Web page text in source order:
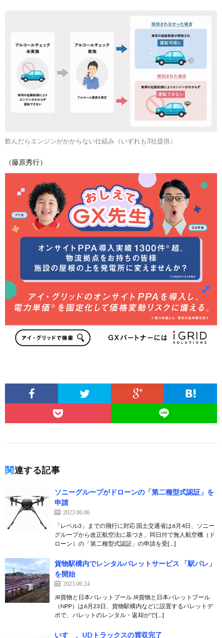
飲んだらエンジンがかからない仕組み（いずれも3社提供）
（藤原秀行）
関連する記事
ソニーグループがドローンの「第二種型式認証」を
申請
2023.06.06
「レベル3」までの飛行に対応 国土交通省は6月4日、ソニー
グループから改正航空法に基づき、同日付で無人航空機（ド
ローン）の「第二種型式認証」の申請を受[…]
貨物駅構内でレンタルパレットサービス 「駅パレ」
を開始
2023.06.24
JR貨物と日本パレットプール JR貨物と日本パレットプール
（NPP）は6月23日、貨物駅構内などに設置するパレットデ
ポで、パレットのレンタル・返却がで[…]
いすゞ、UDトラックスの買収完了